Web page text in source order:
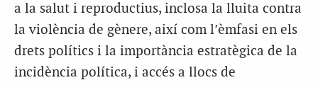
a la salut i reproductius, inclosa la lluita contra
la violència de gènere, així com l’èmfasi en els
drets polítics i la importància estratègica de la
incidència política, i accés a llocs de